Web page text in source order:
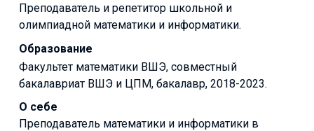
Преподаватель и репетитор школьной и
олимпиадной математики и информатики.
Образование
Факультет математики ВШЭ, совместный
бакалавриат ВШЭ и ЦПМ, бакалавр, 2018-2023.
О себе
Преподаватель математики и информатики в